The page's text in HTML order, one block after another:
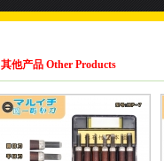
其他产品 Other Products